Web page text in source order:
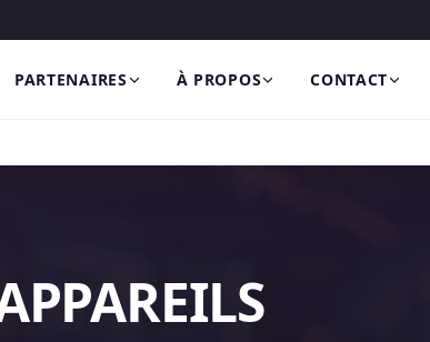
PARTENAIRES À PROPOS CONTACT